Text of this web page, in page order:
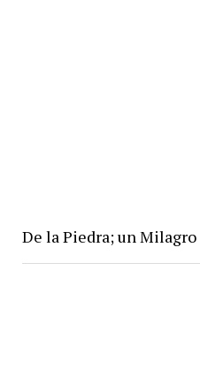
De la Piedra; un Milagro